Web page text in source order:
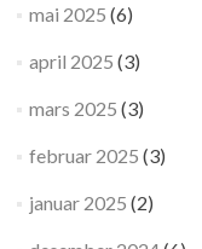
mai 2025 (6)
april 2025 (3)
mars 2025 (3)
februar 2025 (3)
januar 2025 (2)